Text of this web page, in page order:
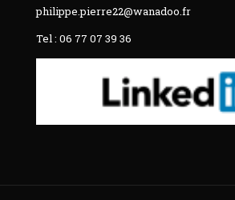
philippe.pierre22@wanadoo.fr
Tel : 06 77 07 39 36‬